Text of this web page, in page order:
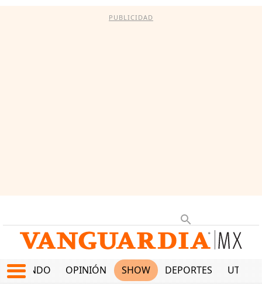
PUBLICIDAD
MUNDO OPINIÓN SHOW DEPORTES